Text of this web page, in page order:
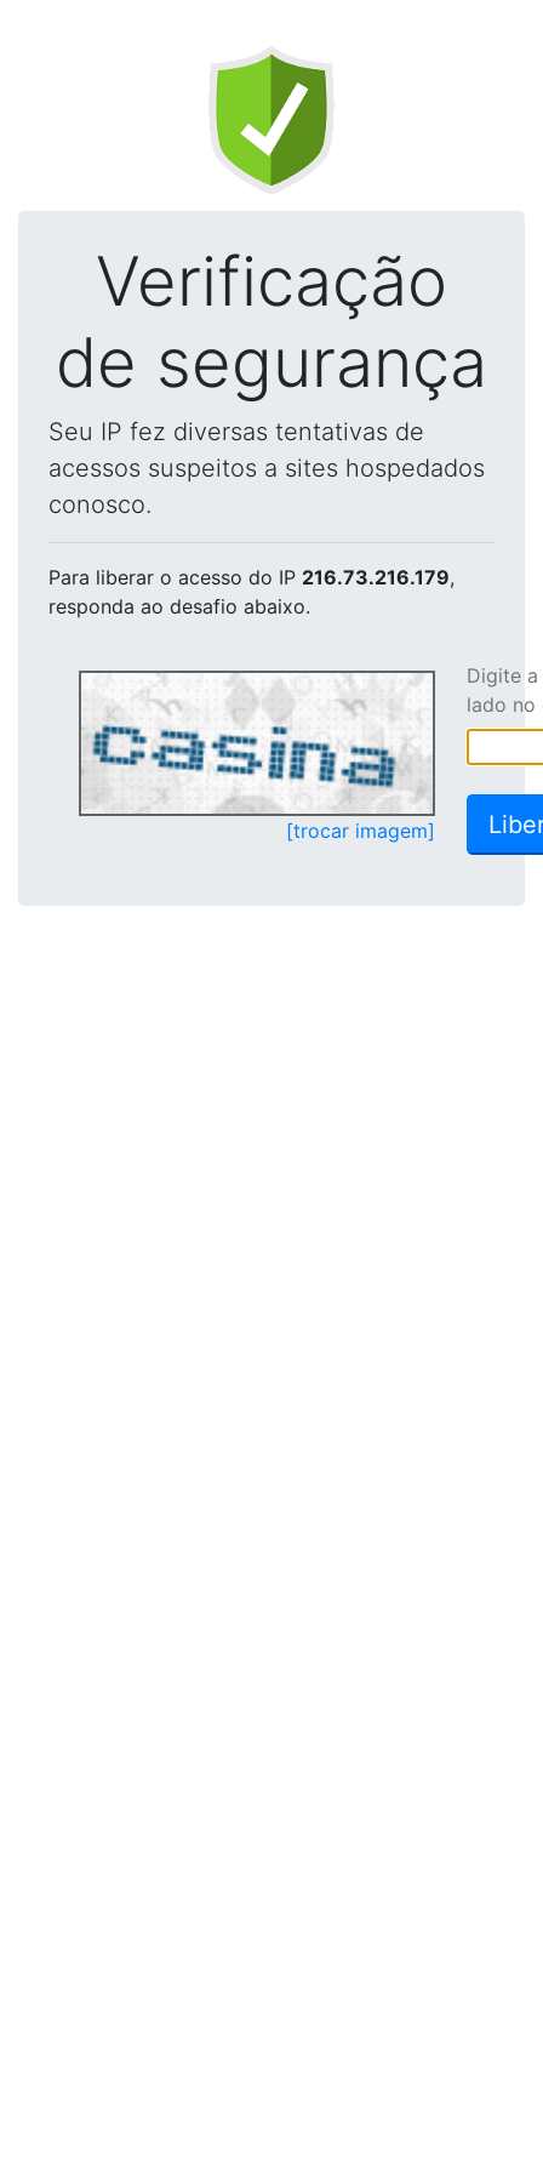
Verificação
de segurança
Seu IP fez diversas tentativas de
acessos suspeitos a sites hospedados
conosco.
Para liberar o acesso do IP 216.73.216.179,
responda ao desafio abaixo.
[trocar imagem]
Digite
lado no